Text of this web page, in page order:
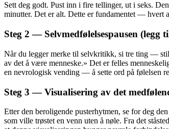
Sett deg godt. Pust inn i fire tellinger, ut i seks.
minutter. Det er alt. Dette er fundamentet — hvert
Steg 2 — Selvmedfølelsespausen (legg
Når du legger merke til selvkritikk, si tre ting —
av det å være menneske.» Det er felles
en nevrologisk vending — å sette ord på følelsen
Steg 3 — Visualisering av det
Etter den beroligende pusterhytmen, se for deg
som ville trøstet en venn uten å nøle. Fra det